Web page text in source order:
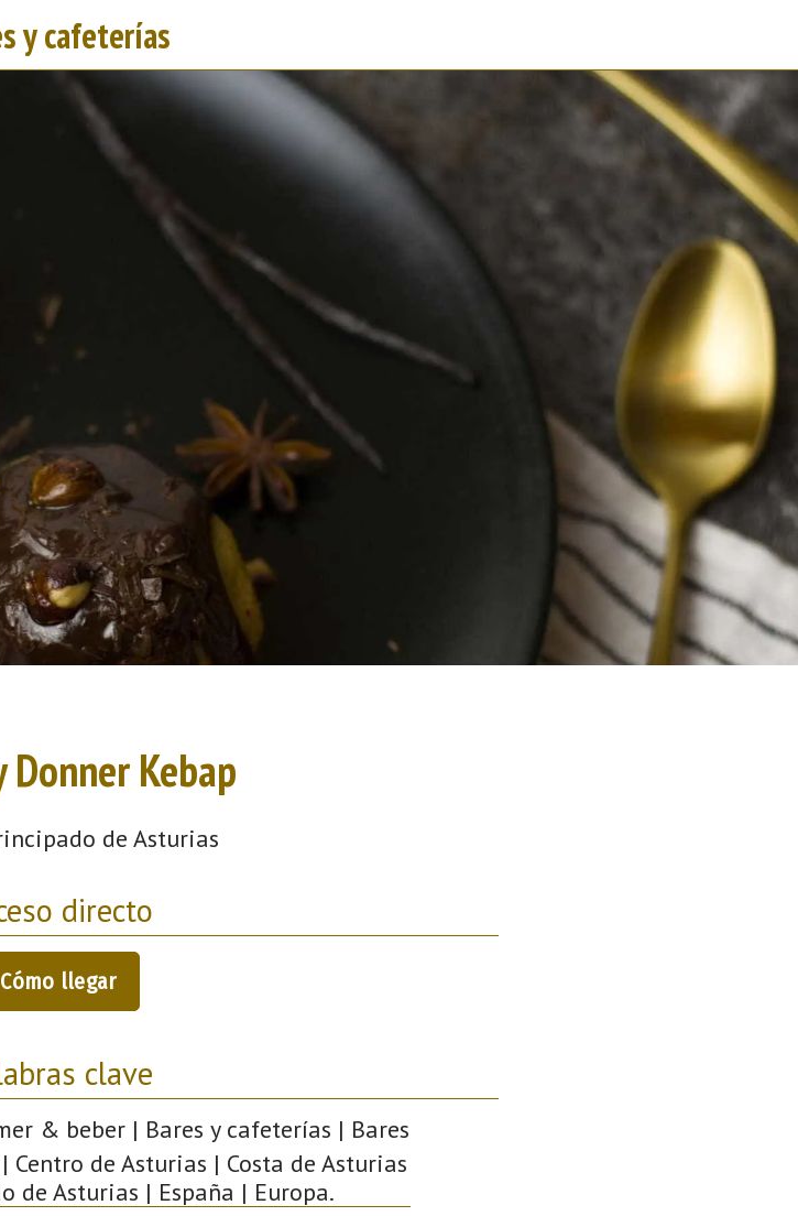
y cafeterías
Donner Kebap
de Asturias
directo
Cómo llegar
clave
& beber | Bares y cafeterías | Bares
Centro de Asturias | Costa de Asturias
de Asturias | España | Europa.